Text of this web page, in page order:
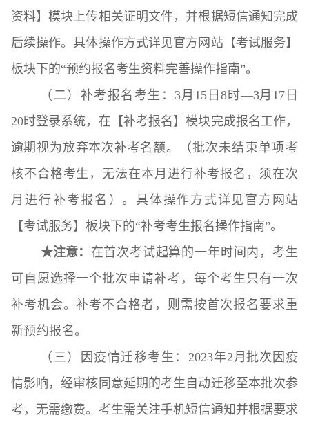
资料】模块上传相关证明文件，并根据短信通知完成
后续操作。具体操作方式详见官方网站【考试服务】
板块下的“预约报名考生资料完善操作指南”。
（二）补考报名考生： 3月15日8时—3月17日
20时登录系统，在【补考报名】模块完成报名工作，
逾期视为放弃本次补考名额。（批次未结束单项考
核不合格考生，无法在本月进行补考报名，须在次
月进行补考报名 ）。具体操作方式详见官方网站
【考试服务】板块下的“补考考生报名操作指南”。
★注意： 在首次考试起算的一年时间内，考生
可自愿选择一个批次申请补考，每个考生只有一次
补考机会。补考不合格者，则需按首次报名要求重
新预约报名。
（三）因疫情迁移考生： 2023年2月批次因疫
情影响，经审核同意延期的考生自动迁移至本批次参
考，无需缴费。考生需关注手机短信通知并根据要求